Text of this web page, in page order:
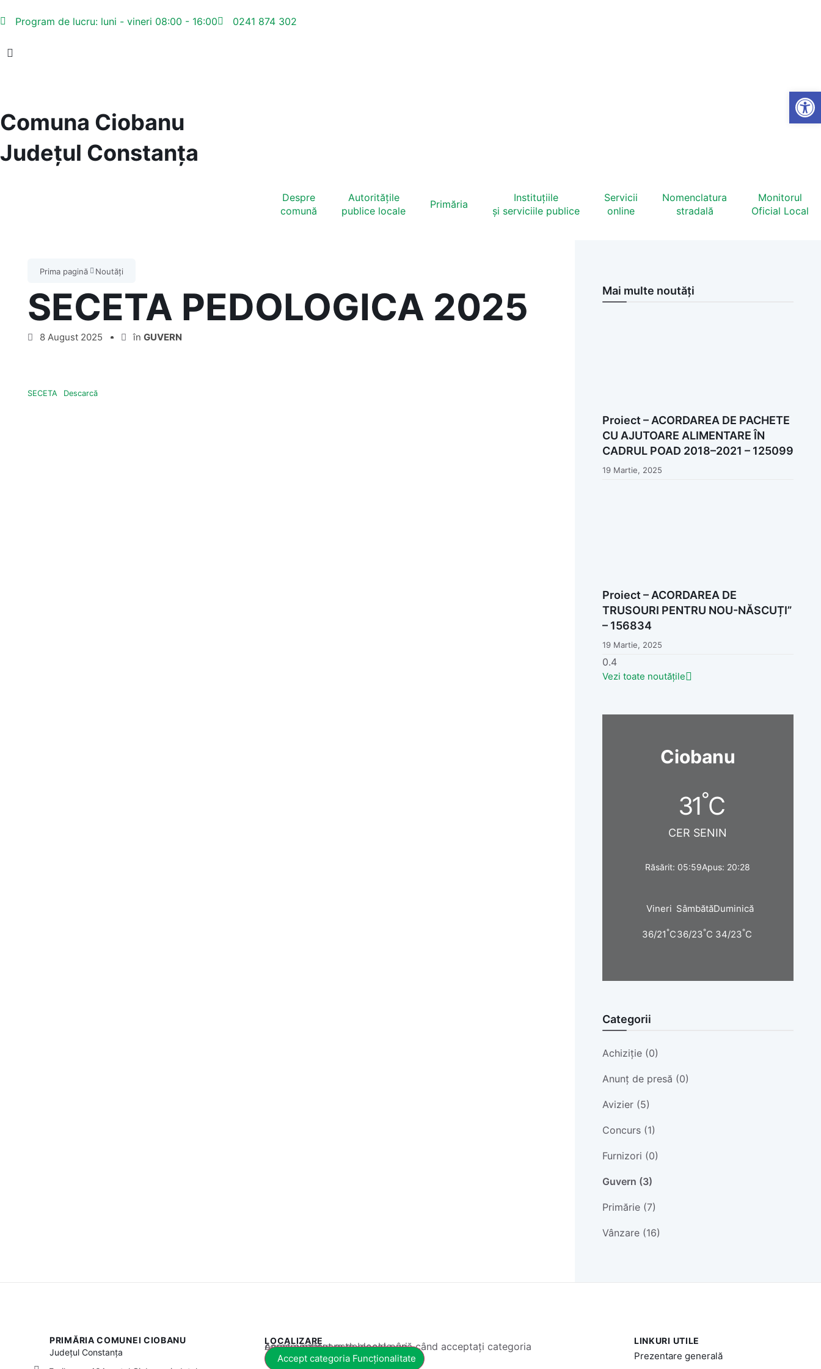
Program de lucru: luni - vineri 08:00 - 16:00 0241 874 302
Comuna Ciobanu
Județul Constanța
Despre
comună
Autoritățile
publice locale
Primăria
Instituțiile
și serviciile publice
Servicii
online
Nomenclatura
stradală
Monitorul
Oficial Local
Prima pagină Noutăți
SECETA PEDOLOGICA 2025
8 August 2025 în GUVERN
SECETA Descarcă
Mai multe noutăți
Proiect – ACORDAREA DE PACHETE
CU AJUTOARE ALIMENTARE ÎN
CADRUL POAD 2018–2021 – 125099
19 Martie, 2025
Proiect – ACORDAREA DE
TRUSOURI PENTRU NOU-NĂSCUȚI”
– 156834
19 Martie, 2025
Vezi toate noutățile
Ciobanu
31°C
CER SENIN
Răsărit: 05:59Apus: 20:28
Vineri
36/21°C
Sâmbătă
36/23°C
Duminică
34/23°C
Categorii
Achiziție (0)
Anunț de presă (0)
Avizier (5)
Concurs (1)
Furnizori (0)
Guvern (3)
Primărie (7)
Vânzare (16)
PRIMĂRIA COMUNEI CIOBANU
JudețulConstanța
LOCALIZARE
Acest conținut este blocat până când acceptați categoria corespunzătoare de cookie-uri.
Accept categoria Funcționalitate
LINKURI UTILE
Prezentare generală